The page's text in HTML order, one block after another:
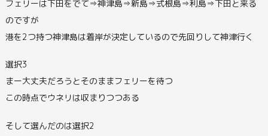
フェリーは下田をでて⇒神津島⇒新島⇒式根島⇒利島⇒下田と来る
のですが
港を2つ持つ神津島は着岸が決定しているので先回りして神津行く
選択3
まー大丈夫だろうとそのままフェリーを待つ
この時点でウネリは収まりつつある
そして選んだのは選択2